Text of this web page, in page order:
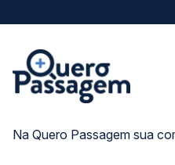
Na Quero Passagem sua